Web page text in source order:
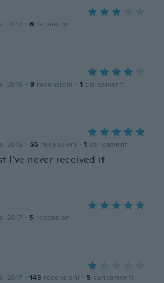
2017 · 6 recensioni
2019 · 9 recensioni · 1 caricamenti
2015 · 55 recensioni · 1 caricamenti
I've never received it
2017 · 5 recensioni
2017 · 143 recensioni · 5 caricamenti